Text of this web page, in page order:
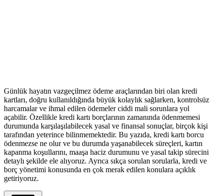
Günlük hayatın vazgeçilmez ödeme araçlarından biri olan kredi
kartları, doğru kullanıldığında büyük kolaylık sağlarken, kontrolsüz
harcamalar ve ihmal edilen ödemeler ciddi mali sorunlara yol
açabilir. Özellikle kredi kartı borçlarının zamanında ödenmemesi
durumunda karşılaşılabilecek yasal ve finansal sonuçlar, birçok kişi
tarafından yeterince bilinmemektedir. Bu yazıda, kredi kartı borcu
ödenmezse ne olur ve bu durumda yaşanabilecek süreçleri, kartın
kapanma koşullarını, maaşa haciz durumunu ve yasal takip sürecini
detaylı şekilde ele alıyoruz. Ayrıca sıkça sorulan sorularla, kredi ve
borç yönetimi konusunda en çok merak edilen konulara açıklık
getiriyoruz.